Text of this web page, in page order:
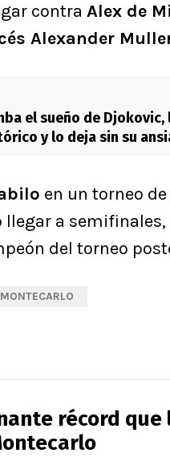
contra Alex de
Alexander
el sueño de
y lo deja sin su
en un torneo
llegar a
del torneo
récord que